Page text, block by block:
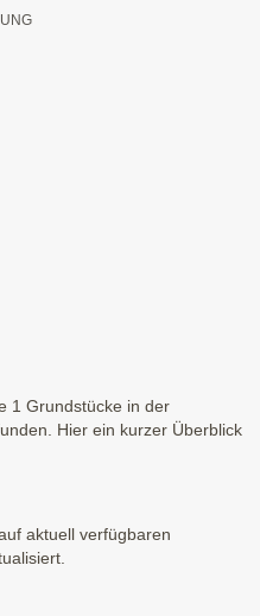
1 Grundstücke in der
Hier ein kurzer Überblick
aktuell verfügbaren